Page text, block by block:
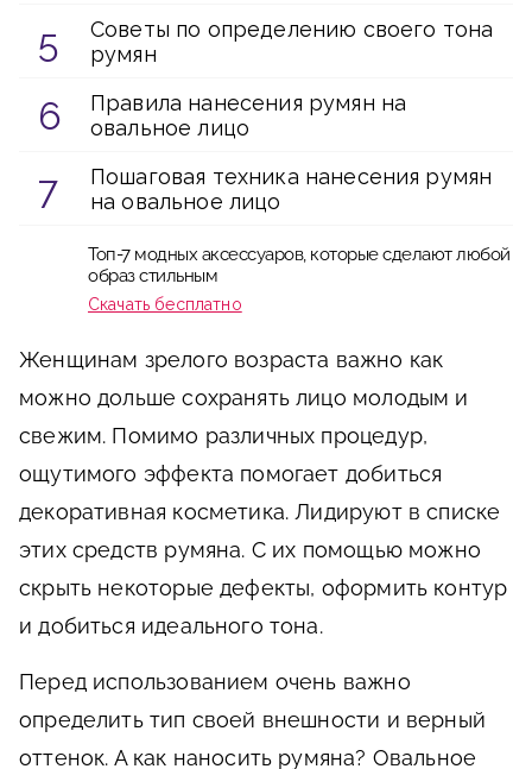
Советы по определению своего тона
румян
Правила нанесения румян на
овальное лицо
Пошаговая техника нанесения румян
на овальное лицо
Топ-7 модных аксессуаров, которые сделают любой
образ стильным
Скачать бесплатно
Женщинам зрелого возраста важно как
можно дольше сохранять лицо молодым и
свежим. Помимо различных процедур,
ощутимого эффекта помогает добиться
декоративная косметика. Лидируют в списке
этих средств румяна. С их помощью можно
скрыть некоторые дефекты, оформить контур
и добиться идеального тона.
Перед использованием очень важно
определить тип своей внешности и верный
оттенок. А как наносить румяна? Овальное